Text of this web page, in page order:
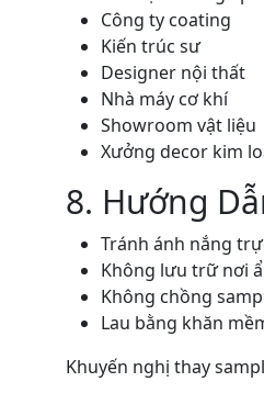
Công ty coating
Kiến trúc sư
Designer nội thất
Nhà máy cơ khí
Showroom vật liệu
Xưởng decor kim
8. Hướng
Tránh ánh nắng
Không lưu trữ nơi
Không chồng
Lau bằng khăn
Khuyến nghị thay